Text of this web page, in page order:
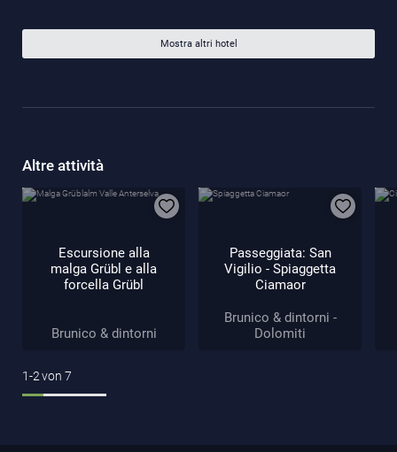
Mostra altri hotel
Altre attività
Escursione alla
malga Grübl e alla
forcella Grübl
Brunico & dintorni
Passeggiata: San
Vigilio - Spiaggetta
Ciamaor
Brunico & dintorni -
Dolomiti
1-2von 7